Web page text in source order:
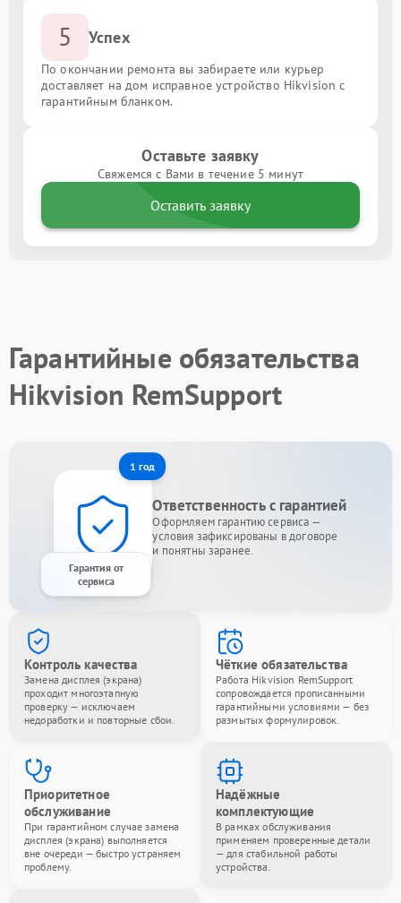
5 Успех
По окончании ремонта вы забираете или курьер
доставляет на дом исправное устройство Hikvision с
гарантийным бланком.
Оставьте заявку
Свяжемся с Вами в течение 5 минут
Оставить заявку
Гарантийные обязательства
Hikvision RemSupport
1 год
Гарантия от
сервиса
Ответственность с гарантией
Оформляем гарантию сервиса —
условия зафиксированы в договоре
и понятны заранее.
Контроль качества
Замена дисплея (экрана)
проходит многоэтапную
проверку — исключаем
недоработки и повторные сбои.
Чёткие обязательства
Работа Hikvision RemSupport
сопровождается прописанными
гарантийными условиями — без
размытых формулировок.
Приоритетное
обслуживание
При гарантийном случае замена
дисплея (экрана) выполняется
вне очереди — быстро устраняем
проблему.
Надёжные
комплектующие
В рамках обслуживания
применяем проверенные детали
— для стабильной работы
устройства.